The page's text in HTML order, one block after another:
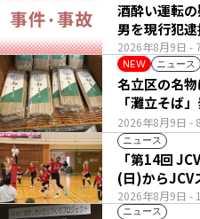
2026年8月9日 -
酒酔い運転
男を現行犯
NEW ニュース
2026年8月9日 -
名立区の名
「灘立そば
ニュース
2026年8月9日 -
「第14回
(日)からJCV
ニュース